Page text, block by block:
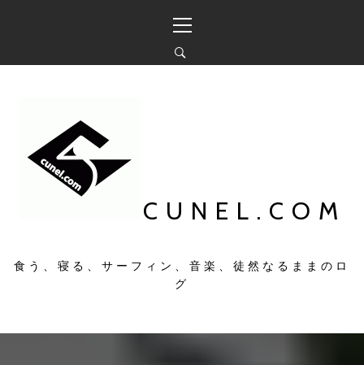
ン
イ
ン
メ
CUNEL.COM
食う、寝る、サーフィン、音楽、徒然なるままのロ
グ